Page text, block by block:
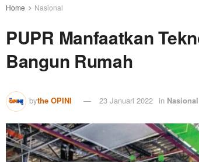
Home Nasional
PUPR Manfaatkan
Bangun Rumah
bythe OPINI 23 Januari 2022 in Nasional